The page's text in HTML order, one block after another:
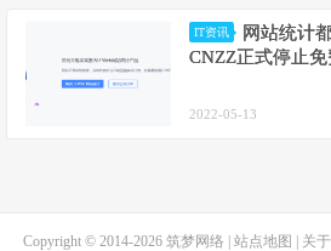
IT资讯
网站统计
CNZZ正式停止免
2022-05-13
Copyright © 2014-2026 筑梦网络 站点地图 关